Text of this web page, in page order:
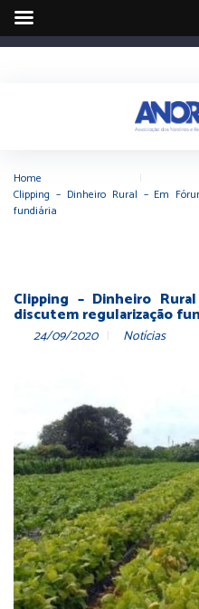
Home
Clipping – Dinheiro Rural – Em
fundiária
Clipping – Dinheiro
discutem regularização
24/09/2020 Notícias